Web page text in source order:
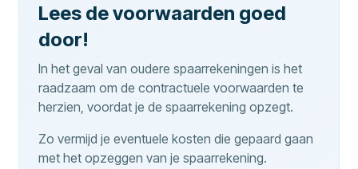
Lees de voorwaarden goed
door!
In het geval van oudere spaarrekeningen is het
raadzaam om de contractuele voorwaarden te
herzien, voordat je de spaarrekening opzegt.
Zo vermijd je eventuele kosten die gepaard gaan
met het opzeggen van je spaarrekening.